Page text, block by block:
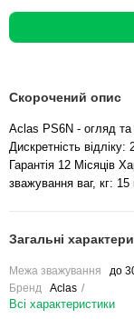
Скорочений опис
Aclas PS6N - огляд
Дискретність
Гарантія 12 Місяців
зважування ваг, кг: 15
Загальні
Межа зважування до
Бренд
Aclas
Всі характеристики